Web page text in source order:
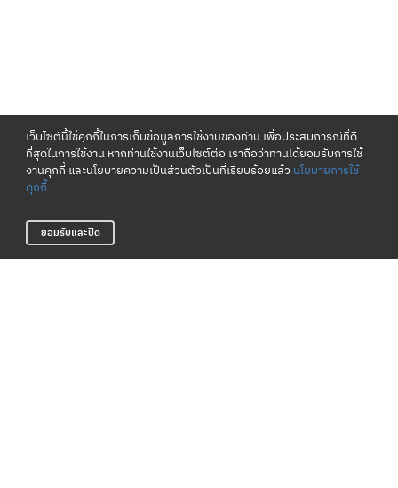
เว็บไซต์นี้ใช้คุกกี้ในการเก็บข้อมูลการใช้งานของท่าน เพื่อประสบการณ์ที่ดี
ที่สุดในการใช้งาน หากท่านใช้งานเว็บไซต์ต่อ เราถือว่าท่านได้ยอมรับการใช้
งานคุกกี้ และนโยบายความเป็นส่วนตัวเป็นที่เรียบร้อยแล้ว นโยบายการใช้
คุกกี้
ยอมรับและปิด